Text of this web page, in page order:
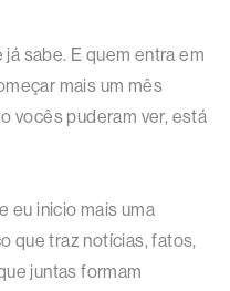
sabe. E quem entra em
mais um mês
vocês puderam ver, está
eu inicio mais uma
que traz notícias, fatos,
juntas formam